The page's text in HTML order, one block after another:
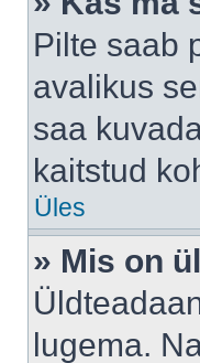
Pilte saab
avalikus
saa
kaitstud
Üles
» Mis on
lugema.